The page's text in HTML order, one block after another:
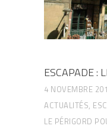
ESCAPADE :
4 NOVEMBRE
ACTUALITÉS,
LE PÉRIGORD